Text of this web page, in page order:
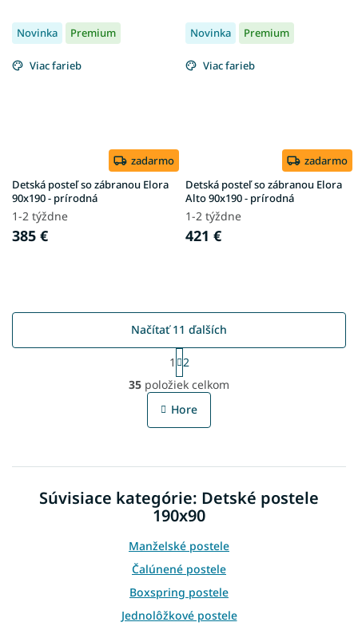
Novinka Premium
Viac farieb
zadarmo
Detská posteľ so zábranou Elora
90x190 - prírodná
1-2 týždne
385 €
Novinka Premium
Viac farieb
zadarmo
Detská posteľ so zábranou Elora
Alto 90x190 - prírodná
1-2 týždne
421 €
O
v
l
c
e
p
r
v
k
y
v
ý
p
Načítať 11 ďalších
S
t
r
á
n
a
i
e
1
2
35 položiek celkom
Hore
Súvisiace kategórie: Detské postele
190x90
Manželské postele
Čalúnené postele
Boxspring postele
Jednolôžkové postele